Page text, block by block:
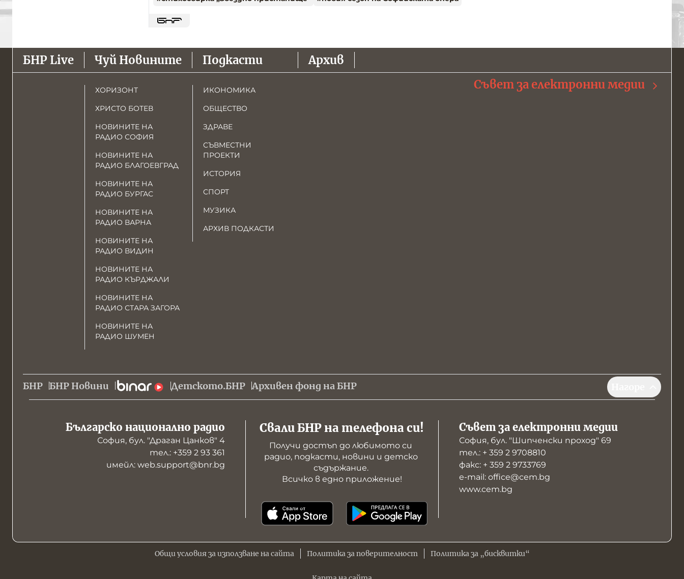
БНР Live Чуй Новините
ХОРИЗОНТ
ХРИСТО БОТЕВ
НОВИНИТЕ НА
РАДИО СОФИЯ
НОВИНИТЕ НА
РАДИО БЛАГОЕВГРАД
НОВИНИТЕ НА
РАДИО БУРГАС
НОВИНИТЕ НА
РАДИО ВАРНА
НОВИНИТЕ НА
РАДИО ВИДИН
НОВИНИТЕ НА
РАДИО КЪРДЖАЛИ
НОВИНИТЕ НА
РАДИО СТАРА ЗАГОРА
НОВИНИТЕ НА
РАДИО ШУМЕН
Подкасти
ИКОНОМИКА
ОБЩЕСТВО
ЗДРАВЕ
СЪВМЕСТНИ
ПРОЕКТИ
ИСТОРИЯ
СПОРТ
МУЗИКА
АРХИВ ПОДКАСТИ
Архив
Съвет за електронни медии
БНР БНР Новини Детското.БНР Архивен фонд на БНР
Българско национално радио
София, бул. "Драган Цанков" 4
тел.: +359 2 93 361
имейл: web.support@bnr.bg
Свали БНР на телефона си!
Получи достъп до любимото си
радио, подкасти, новини и детско
съдържание.
Всичко в едно приложение!
Съвет за електронни медии
София, бул. "Шипченски проход" 69
тел.: + 359 2 9708810
факс: + 359 2 9733769
е-mail: office@cem.bg
www.cem.bg
Общи условия за използване на сайта Политика за поверителност Политика за „бисквитки“